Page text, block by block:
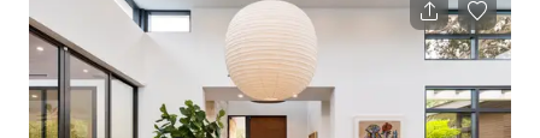
luxuriant, d'une longue allée depuis la rue et est entièrement
clôturée.